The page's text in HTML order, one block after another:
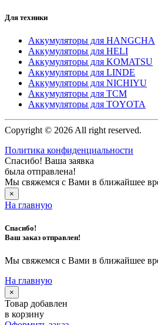
Для техники
Аккумуляторы для HANGCHA
Аккумуляторы для HELI
Аккумуляторы для KOMATSU
Аккумуляторы для LINDE
Аккумуляторы для NICHIYU
Аккумуляторы для TCM
Аккумуляторы для TOYOTA
Copyright © 2026 All right reserved.
Политика конфиденциальности
Спасибо! Ваша заявка
была отправлена!
Мы свяжемся с Вами в ближайшее
×
На главную
Спасибо!
Ваш заказ отправлен!
Мы свяжемся с Вами в ближайшее
На главную
×
Товар добавлен
в корзину